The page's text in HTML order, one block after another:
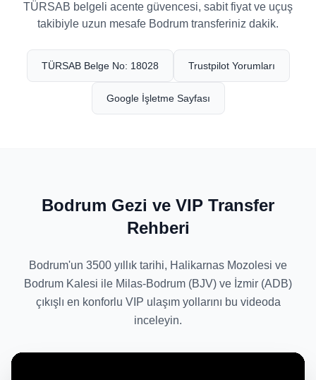
TÜRSAB belgeli acente güvencesi, sabit fiyat ve uçuş
takibiyle uzun mesafe Bodrum transferiniz dakik.
TÜRSAB Belge No: 18028 Trustpilot Yorumları
Google İşletme Sayfası
Bodrum Gezi ve VIP Transfer
Rehberi
Bodrum'un 3500 yıllık tarihi, Halikarnas Mozolesi ve
Bodrum Kalesi ile Milas-Bodrum (BJV) ve İzmir (ADB)
çıkışlı en konforlu VIP ulaşım yollarını bu videoda
inceleyin.